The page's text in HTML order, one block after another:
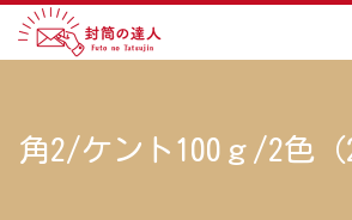
角2/ケント100ｇ/2色（